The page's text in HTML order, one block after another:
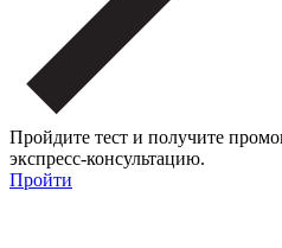
Пройдите тест и получите
экспресс-консультацию.
Пройти